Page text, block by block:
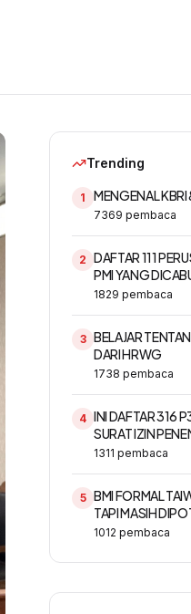
Trending
1 MENGENAL KBRI
7369 pembaca
2 DAFTAR 111
PMI YANG
KEMNAKER
1829 pembaca
3 BELAJAR
DARI HRWG
1738 pembaca
4 INI DAFTAR 316
SURAT IZIN
1311 pembaca
5 BMI FORMAL
TAPI MASIH
1012 pembaca